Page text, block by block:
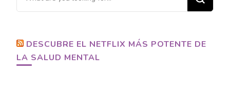
for
DESCUBRE EL NETFLIX MÁS POTENTE DE
LA SALUD MENTAL